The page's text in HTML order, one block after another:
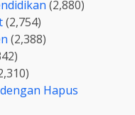
(2,880)
(2,754)
(2,388)
Hapus